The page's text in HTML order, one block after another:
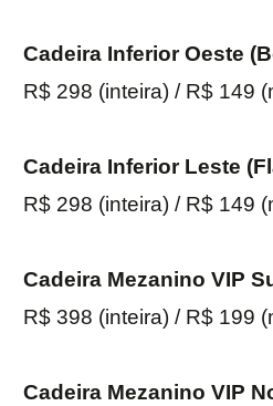
Cadeira Inferior Oeste
R$ 298 (inteira) / R$ 149
Cadeira Inferior Leste
R$ 298 (inteira) / R$ 149
Cadeira Mezanino VIP
R$ 398 (inteira) / R$ 199
Cadeira Mezanino VIP